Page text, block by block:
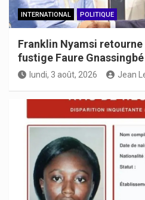
INTERNATIONAL POLITIQUE
Franklin Nyamsi
fustige Faure Gnassingbé
lundi, 3 août, 2026 Jean